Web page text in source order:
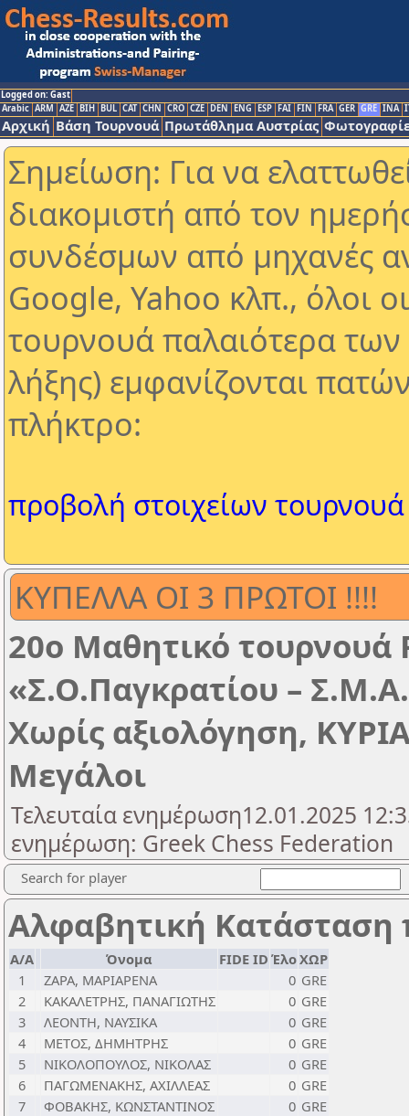
Logged on: Gast
Arabic ARM AZE BIH BUL CAT CHN CRO CZE DEN ENG ESP FAI FIN FRA GER GRE INA
Αρχική Βάση Τουρνουά Πρωτάθλημα Αυστρίας
Σημείωση: Για να
διακομιστή από τον
συνδέσμων από μηχανές
Google, Yahoo κλπ., όλοι
τουρνουά παλαιότερα
λήξης) εμφανίζονται
πλήκτρο:
προβολή στοιχείων τουρνουά
ΚΥΠΕΛΛΑ ΟΙ 3 ΠΡΩΤΟΙ !!!!
20ο Μαθητικό τουρνουά
«Σ.Ο.Παγκρατίου –
Χωρίς αξιολόγηση,
Μεγάλοι
Τελευταία ενημέρωση12.01.2025
ενημέρωση: Greek Chess Federation
Search for player
Αλφαβητική Κατάσταση
Α/Α Όνομα FIDE ID ΈλοΧΩΡ
1
ΖΑΡΑ, ΜΑΡΙΑΡΕΝΑ 0 GRE
2
ΚΑΚΑΛΕΤΡΗΣ, ΠΑΝΑΓΙΩΤΗΣ 0 GRE
3
ΛΕΟΝΤΗ, ΝΑΥΣΙΚΑ 0 GRE
4
ΜΕΤΟΣ, ΔΗΜΗΤΡΗΣ 0 GRE
5
ΝΙΚΟΛΟΠΟΥΛΟΣ, ΝΙΚΟΛΑΣ 0 GRE
6
ΠΑΓΩΜΕΝΑΚΗΣ, ΑΧΙΛΛΕΑΣ 0 GRE
7
ΦΟΒΑΚΗΣ, ΚΩΝΣΤΑΝΤΙΝΟΣ 0 GRE